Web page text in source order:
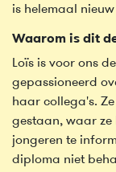
is helemaal nieuw
Waarom is dit
Loïs is voor ons
gepassioneerd
haar collega's.
gestaan, waar ze
jongeren te
diploma niet